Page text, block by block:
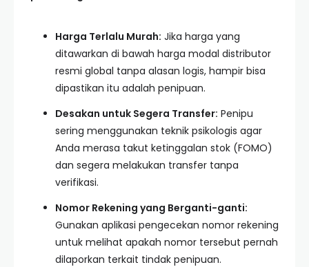
Harga Terlalu Murah: Jika harga yang
ditawarkan di bawah harga modal distributor
resmi global tanpa alasan logis, hampir bisa
dipastikan itu adalah penipuan.
Desakan untuk Segera Transfer: Penipu
sering menggunakan teknik psikologis agar
Anda merasa takut ketinggalan stok (FOMO)
dan segera melakukan transfer tanpa
verifikasi.
Nomor Rekening yang Berganti-ganti:
Gunakan aplikasi pengecekan nomor rekening
untuk melihat apakah nomor tersebut pernah
dilaporkan terkait tindak penipuan.